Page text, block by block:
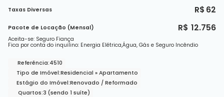
Aceita-se: Seguro Fiança
Fica por conta do inquilino: Energia Elétrica,Água, Gás e Seguro Incêndio
Taxas Diversas R$ 62
R$ 12.756
Pacote de Locação (Mensal)
Referência:4510
Tipo de Imóvel:Residencial » Apartamento
Estágio do Imóvel:Renovado / Reformado
Quartos:3 (sendo 1 suíte)